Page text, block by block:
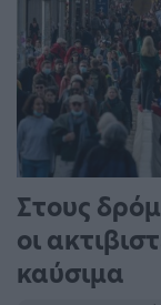
Στους
οι
καύσιμα